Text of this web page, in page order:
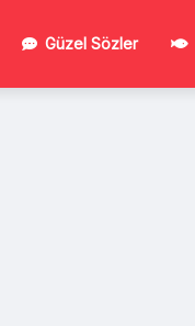
Güzel Sözler